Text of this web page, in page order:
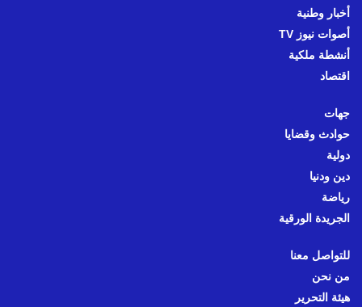
أخبار وطنية
أصوات نيوز TV
أنشطة ملكية
اقتصاد
جهات
حوادث وقضايا
دولية
دين ودنيا
رياضة
الجريدة الورقية
للتواصل معنا
من نحن
هيئة التحرير